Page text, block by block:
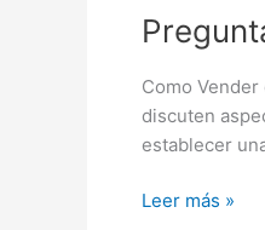
Como
discuten
establecer
Preguntas
para
Seleccionar
a
Proveedor
Leer más »